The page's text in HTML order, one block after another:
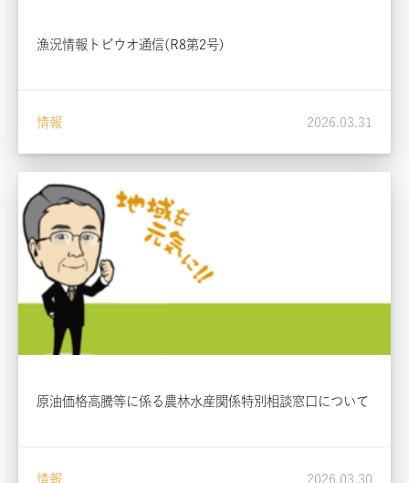
漁況情報トビウオ通信(R8第2号)
情報 2026.03.31
原油価格高騰等に係る農林水産関係特別相談窓口について
情報 2026.03.30